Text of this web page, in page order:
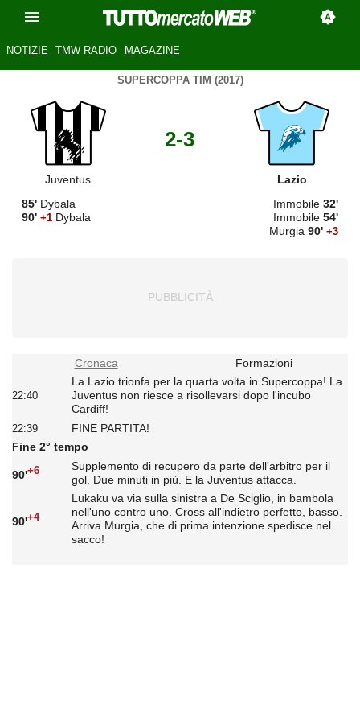
NOTIZIE TMW RADIO MAGAZINE
SUPERCOPPA TIM (2017)
Juventus
2-3
Lazio
85' Dybala
90' +1 Dybala
Immobile 32'
Immobile 54'
Murgia 90' +3
Cronaca Formazioni
22:40
La Lazio trionfa per la quarta volta in Supercoppa! La
Juventus non riesce a risollevarsi dopo l'incubo
Cardiff!
22:39
FINE PARTITA!
Fine 2° tempo
90'+6
Supplemento di recupero da parte dell'arbitro per il
gol. Due minuti in più. E la Juventus attacca.
90'+4
Lukaku va via sulla sinistra a De Sciglio, in bambola
nell'uno contro uno. Cross all'indietro perfetto, basso.
Arriva Murgia, che di prima intenzione spedisce nel
sacco!